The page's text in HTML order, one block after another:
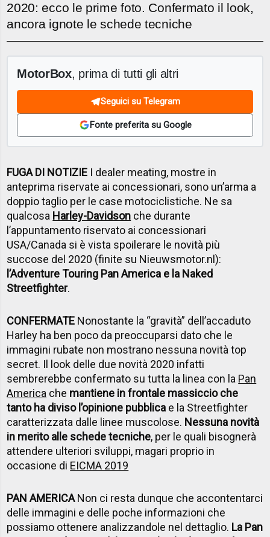
2020: ecco le prime foto. Confermato il look,
ancora ignote le schede tecniche
MotorBox, prima di tutti gli altri
Seguici su Telegram
Fonte preferita su Google
FUGA DI NOTIZIE I dealer meating, mostre in
anteprima riservate ai concessionari, sono un’arma a
doppio taglio per le case motociclistiche. Ne sa
qualcosa Harley-Davidson che durante
l’appuntamento riservato ai concessionari
USA/Canada si è vista spoilerare le novità più
succose del 2020 (finite su Nieuwsmotor.nl):
l’Adventure Touring Pan America e la Naked
Streetfighter.
CONFERMATE Nonostante la “gravità” dell’accaduto
Harley ha ben poco da preoccuparsi dato che le
immagini rubate non mostrano nessuna novità top
secret. Il look delle due novità 2020 infatti
sembrerebbe confermato su tutta la linea con la Pan
America che mantiene in frontale massiccio che
tanto ha diviso l’opinione pubblica e la Streetfighter
caratterizzata dalle linee muscolose. Nessuna novità
in merito alle schede tecniche, per le quali bisognerà
attendere ulteriori sviluppi, magari proprio in
occasione di EICMA 2019
PAN AMERICANon ci resta dunque che accontentarci
delle immagini e delle poche informazioni che
possiamo ottenere analizzandole nel dettaglio. La Pan